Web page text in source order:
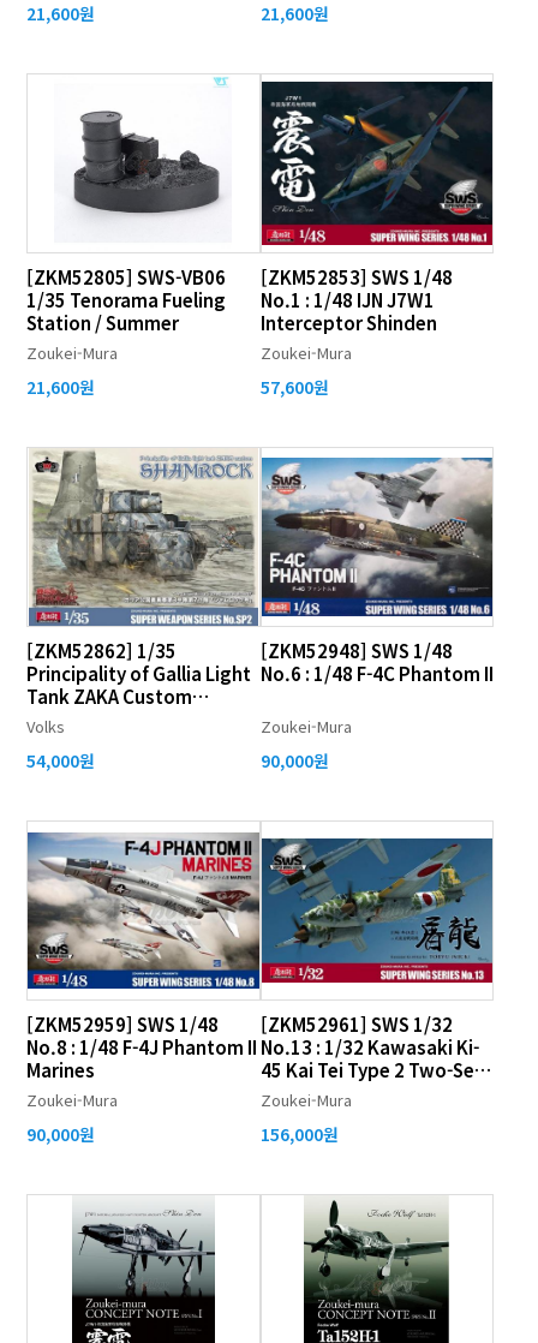
21,600원 21,600원
[ZKM52805] SWS-VB06
1/35 Tenorama Fueling
Station / Summer
Zoukei-Mura
21,600원
[ZKM52853] SWS 1/48
No.1 : 1/48 IJN J7W1
Interceptor Shinden
Zoukei-Mura
57,600원
[ZKM52862] 1/35
Principality of Gallia Light
Tank ZAKA Custom
'Shamrock'
Volks
54,000원
[ZKM52948] SWS 1/48
No.6 : 1/48 F-4C Phantom II
Zoukei-Mura
90,000원
[ZKM52959] SWS 1/48
No.8 : 1/48 F-4J Phantom II
Marines
Zoukei-Mura
90,000원
[ZKM52961] SWS 1/32
No.13 : 1/32 Kawasaki Ki-
45 Kai Tei Type 2 Two-Seat
Fighter
Zoukei-Mura
156,000원